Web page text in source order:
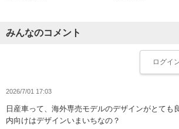
みんなのコメント
ログイ
2026/7/01 17:03
日産車って、海外専売モデルのデザインがとても
内向けはデザインいまいちなの？